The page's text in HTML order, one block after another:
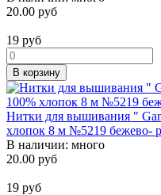
20.00 руб
19 руб
В корзину
Нитки для вышивания "
хлопок 8 м №5219 бежево-
В наличии: много
20.00 руб
19 руб